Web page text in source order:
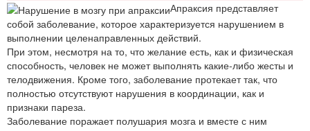
Апраксия представляет
собой заболевание, которое характеризуется нарушением в
выполнении целенаправленных действий.
При этом, несмотря на то, что желание есть, как и физическая
способность, человек не может выполнять какие-либо жесты и
телодвижения. Кроме того, заболевание протекает так, что
полностью отсутствуют нарушения в координации, как и
признаки пареза.
Заболевание поражает полушария мозга и вместе с ним